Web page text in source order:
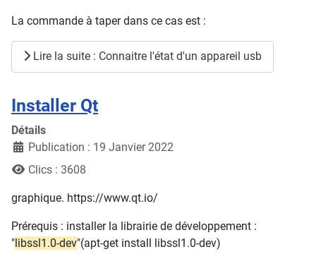
La commande à taper dans ce cas est :
Lire la suite : Connaitre l'état d'un appareil usb
Installer Qt
Détails
Publication : 19 Janvier 2022
Clics : 3608
graphique. https://www.qt.io/
Prérequis : installer la librairie de développement :
"libssl1.0-dev"(apt-get install libssl1.0-dev)